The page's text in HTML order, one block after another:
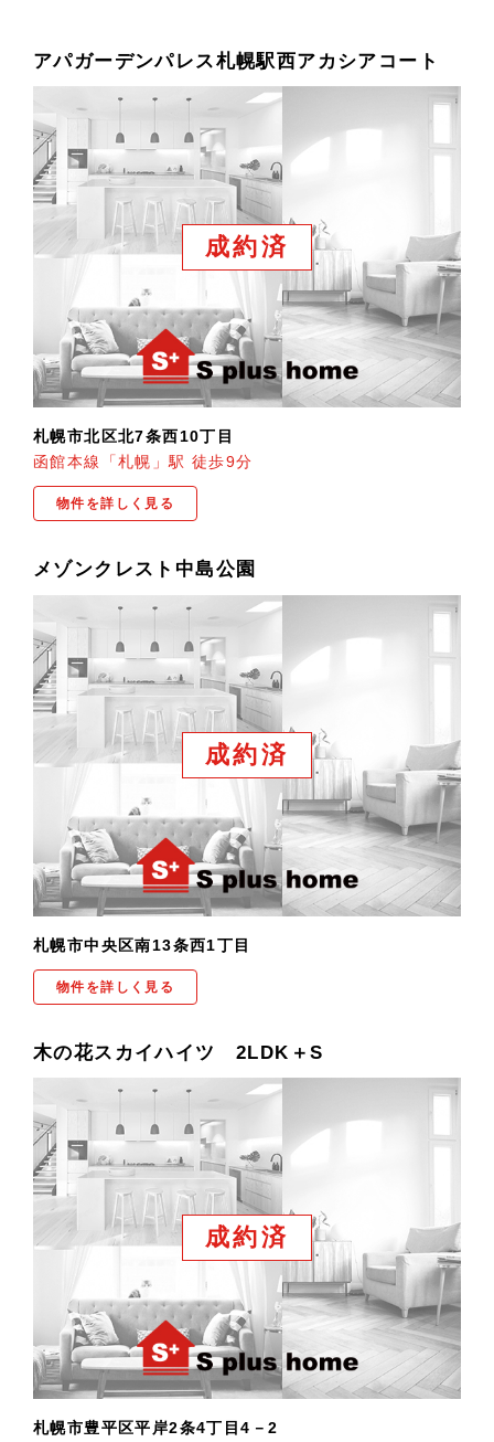
アパガーデンパレス札幌駅西アカシアコート
成約済
札幌市北区北7条西10丁目
函館本線「札幌」駅 徒歩9分
物件を詳しく見る
メゾンクレスト中島公園
成約済
札幌市中央区南13条西1丁目
物件を詳しく見る
木の花スカイハイツ 2LDK＋S
成約済
札幌市豊平区平岸2条4丁目4－2